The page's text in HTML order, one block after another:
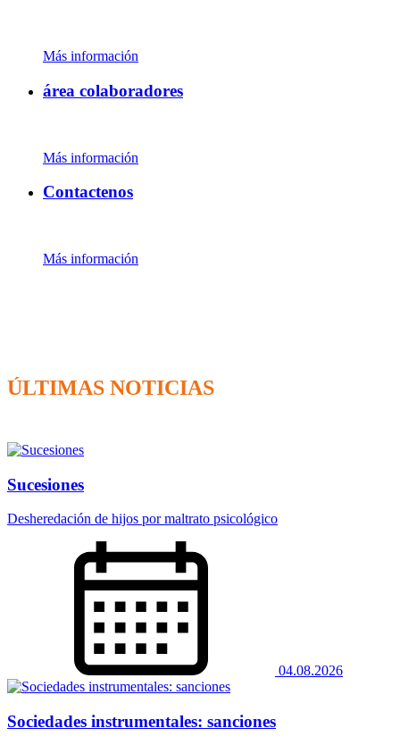
Más información
área colaboradores
Más información
Contactenos
Más información
ÚLTIMAS NOTICIAS
Sucesiones
Desheredación de hijos por maltrato psicológico
04.08.2026
Sociedades instrumentales: sanciones